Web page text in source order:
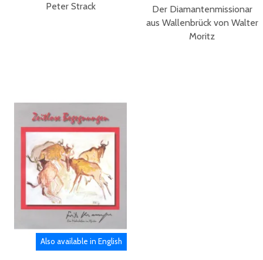
Peter Strack
Der Diamantenmissionar
aus Wallenbrück von Walter
Moritz
Also available in English